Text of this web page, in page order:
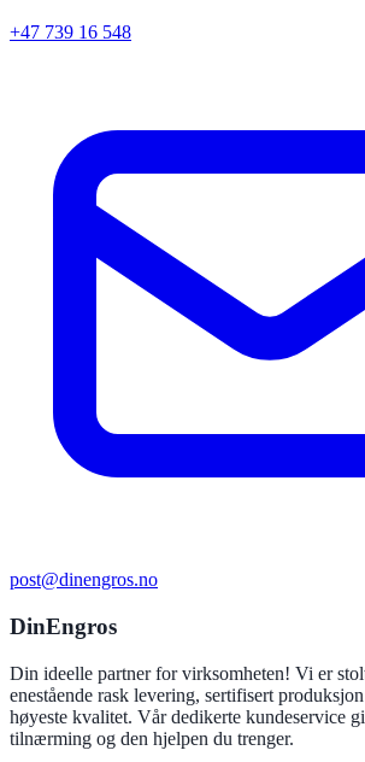
+47 739 16 548
post@dinengros.no
DinEngros
Din ideelle partner for virksomheten! Vi er
enestående rask levering, sertifisert
høyeste kvalitet. Vår dedikerte kundeservice
tilnærming og den hjelpen du trenger.